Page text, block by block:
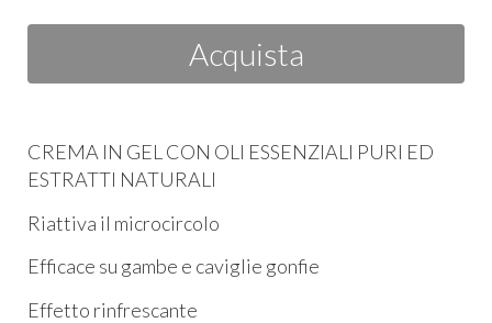
Acquista
CREMA IN GEL CON OLI ESSENZIALI PURI ED
ESTRATTI NATURALI
Riattiva il microcircolo
Efficace su gambe e caviglie gonfie
Effetto rinfrescante